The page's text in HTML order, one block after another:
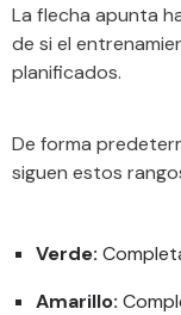
La flecha apunta
de si el
planificados.
De forma
siguen estos
Verde:
Amarillo: